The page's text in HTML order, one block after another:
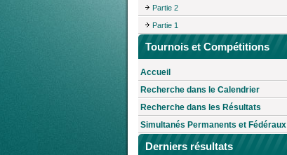
Partie 2
Partie 1
Tournois et Compétitions
Accueil
Recherche dans le Calendrier
Recherche dans les Résultats
Simultanés Permanents et Fédéraux
Derniers résultats